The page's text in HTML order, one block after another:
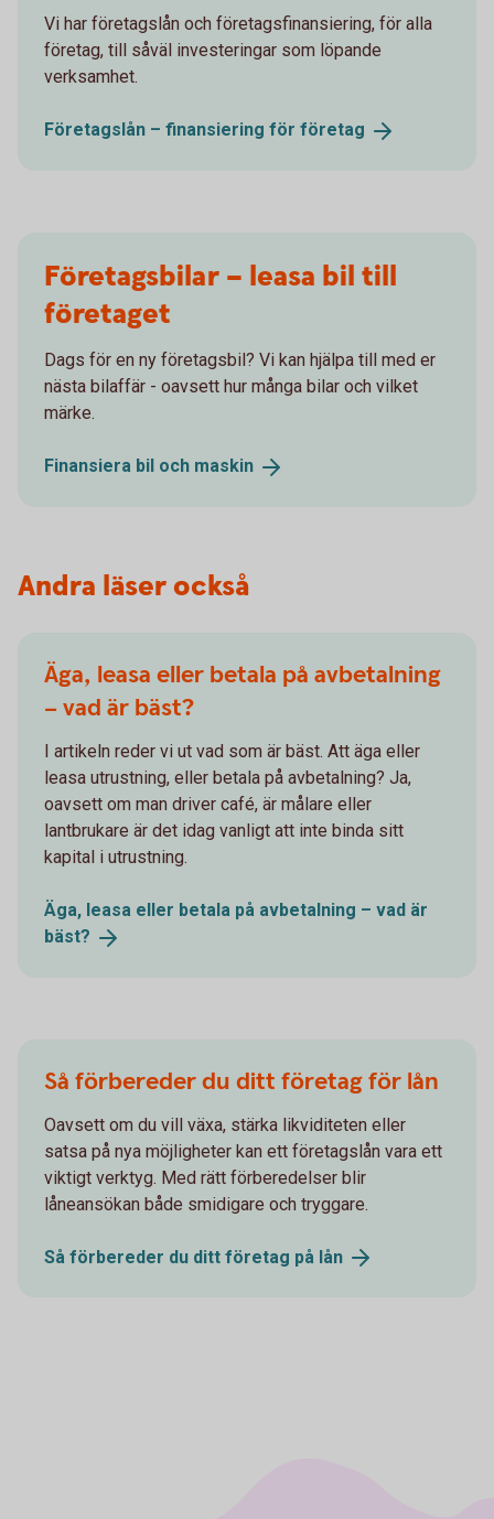
Vi har företagslån och företagsfinansiering, för alla
företag, till såväl investeringar som löpande
verksamhet.
Företagslån – finansiering för företag
Företagsbilar – leasa bil till
företaget
Dags för en ny företagsbil? Vi kan hjälpa till med er
nästa bilaffär - oavsett hur många bilar och vilket
märke.
Finansiera bil och maskin
Andra läser också
Äga, leasa eller betala på avbetalning
– vad är bäst?
I artikeln reder vi ut vad som är bäst. Att äga eller
leasa utrustning, eller betala på avbetalning? Ja,
oavsett om man driver café, är målare eller
lantbrukare är det idag vanligt att inte binda sitt
kapital i utrustning.
Äga, leasa eller betala på avbetalning – vad är
bäst?
Så förbereder du ditt företag för lån
Oavsett om du vill växa, stärka likviditeten eller
satsa på nya möjligheter kan ett företagslån vara ett
viktigt verktyg. Med rätt förberedelser blir
låneansökan både smidigare och tryggare.
Så förbereder du ditt företag på lån